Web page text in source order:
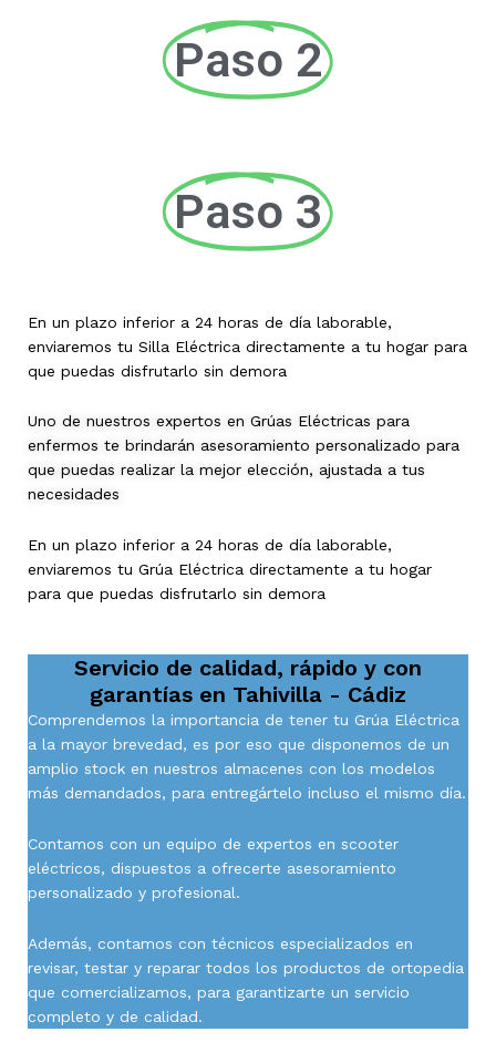
Paso 2
Paso 3
En un plazo inferior a 24 horas de día laborable,
enviaremos tu Silla Eléctrica directamente a tu hogar para
que puedas disfrutarlo sin demora
Uno de nuestros expertos en Grúas Eléctricas para
enfermos te brindarán asesoramiento personalizado para
que puedas realizar la mejor elección, ajustada a tus
necesidades
En un plazo inferior a 24 horas de día laborable,
enviaremos tu Grúa Eléctrica directamente a tu hogar
para que puedas disfrutarlo sin demora
Servicio de calidad, rápido y con
garantías en Tahivilla - Cádiz
Comprendemos la importancia de tener tu Grúa Eléctrica
a la mayor brevedad, es por eso que disponemos de un
amplio stock en nuestros almacenes con los modelos
más demandados, para entregártelo incluso el mismo día.
Contamos con un equipo de expertos en scooter
eléctricos, dispuestos a ofrecerte asesoramiento
personalizado y profesional.
Además, contamos con técnicos especializados en
revisar, testar y reparar todos los productos de ortopedia
que comercializamos, para garantizarte un servicio
completo y de calidad.